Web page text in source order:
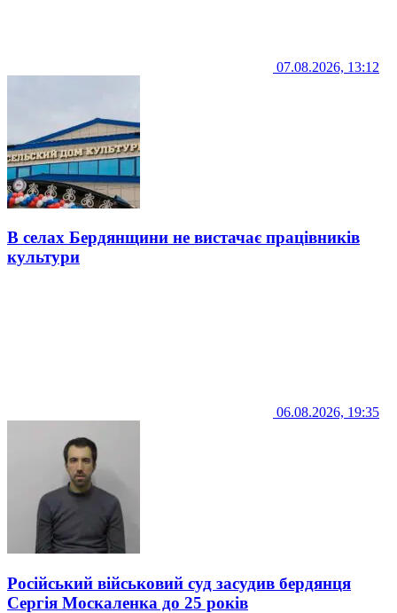
07.08.2026, 13:12
В селах Бердянщини не вистачає працівників
культури
06.08.2026, 19:35
Російський військовий суд засудив бердянця
Сергія Москаленка до 25 років